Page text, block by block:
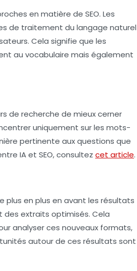
en matière de SEO. Les
de traitement du langage naturel
Cela signifie que les
au vocabulaire mais également
de recherche de mieux cerner
uniquement sur les mots-
pertinente aux questions que
IAet SEO, consultez cet article.
plus en plus en avant les résultats
des extraits optimisés. Cela
analyser ces nouveaux formats,
autour de ces résultats sont